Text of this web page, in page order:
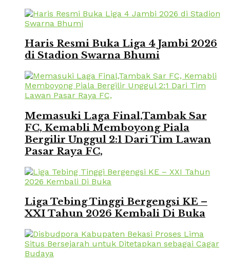
Haris Resmi Buka Liga 4 Jambi 2026
di Stadion Swarna Bhumi
Memasuki Laga Final,Tambak Sar
FC, Kemabli Memboyong Piala
Bergilir Unggul 2:1 Dari Tim Lawan
Pasar Raya FC,
Liga Tebing Tinggi Bergengsi KE –
XXI Tahun 2026 Kembali Di Buka